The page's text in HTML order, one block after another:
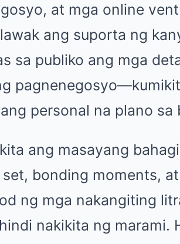
at mga online
ang suporta ng
sa publiko ang mga
personal na plano sa
ang masayang
bonding moments,
ng mga nakangiting
nakikita ng marami.